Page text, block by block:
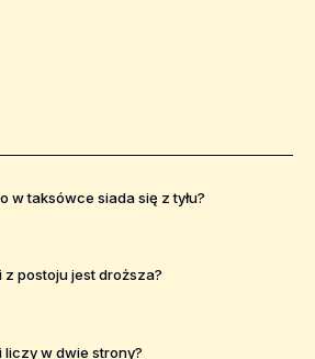
w taksówce siada się z tyłu?
z postoju jest droższa?
liczy w dwie strony?